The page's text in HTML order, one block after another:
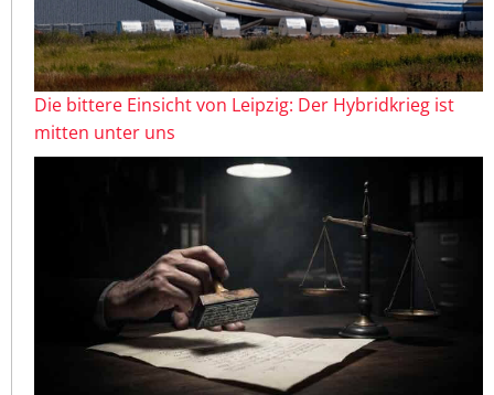
Die bittere Einsicht von Leipzig: Der Hybridkrieg ist
mitten unter uns